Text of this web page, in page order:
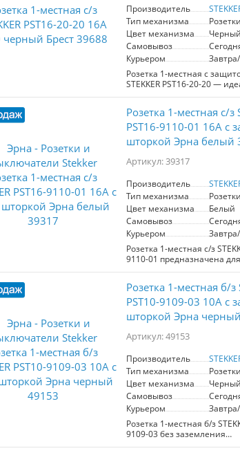
вписывается в любой
Компактные размеры
делают установку простой
номинальным
током 10 А, а также
рабочих температур от 0 до
розетка идеально
использования в
условиях. Степень защиты
обеспечивает
эксплуатации. Выберите
PST10-9109-01 для
практичного подключения
электрооборудования в
Производитель
Тип механизма
Цвет механизма
Черный
Самовывоз
Курьером
Розетка 1-местная с
STEKKER PST16-20-20 —
решение для безопасного
в вашем доме.
высококачественного ABS
она отличается
цветом, который
в любой интерьер. Размеры
составляют 65*65*29 мм,
пространства.
напряжение 250 В и ток 16
обеспечивают надежную
устройства, а рабочий
температур от 0 до +35 °C
универсальной для
помещениях. Розетка
защиты IP20, что eignet для
условий. Отличная
и эстетика делают модель
надежным выбором для
электрического
Розетка 1-местная c/з
PST16-9110-01 16А с
шторкой Эрна белый
Артикул: 39317
Производитель
Тип механизма
Цвет механизма
Белый
Самовывоз
Курьером
Розетка 1-местная c/з
9110-01 предназначена для
безопасного подключения
номинальным током 16А и
напряжением 250V, она
подходит для повседневного
использования.
прочного PP и ABS
латунных компонентов,
долговечностью. Защитная
предотвращает случайный
токоведущими частями, что
особенно безопасной для
Размер изделия составляет
мм, что позволяет легко
его в различные
температурном диапазоне
+35°C и соответствует
Розетка 1-местная б/з
PST10-9109-03 10А с
шторкой Эрна
Артикул: 49153
Производитель
Тип механизма
Цвет механизма
Черный
Самовывоз
Курьером
Розетка 1-местная б/з
9109-03 без заземления
предназначена для